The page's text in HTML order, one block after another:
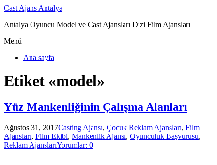
Cast Ajans Antalya
Antalya Oyuncu Model ve Cast Ajansları Dizi Film Ajansları
Menü
Ana sayfa
Etiket «model»
Yüz Mankenliğinin Çalışma Alanları
Ağustos 31, 2017Casting Ajansı, Çocuk Reklam Ajansları, Film
Ajansları, Film Ekibi, Mankenlik Ajansı, Oyunculuk Başvurusu,
Reklam AjanslarıYorumlar: 0